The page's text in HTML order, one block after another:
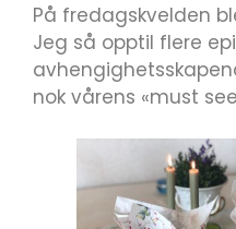
På fredagskvelden
Jeg så opptil flere
nok vårens «must